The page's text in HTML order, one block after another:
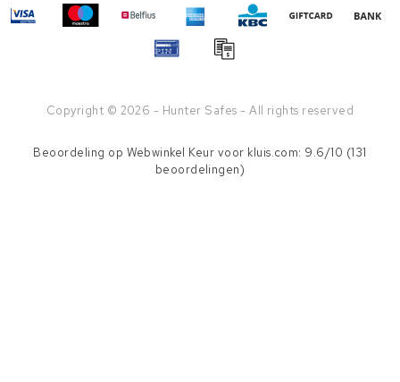
Copyright © 2026 - Hunter Safes - All rights reserved
Beoordeling op Webwinkel Keur voor kluis.com: 9.6/10 (131
beoordelingen)